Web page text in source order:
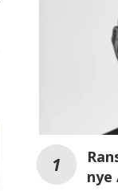
nye